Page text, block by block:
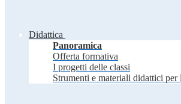
Didattica
Panoramica
Offerta formativa
I progetti delle classi
Strumenti e materiali didattici per